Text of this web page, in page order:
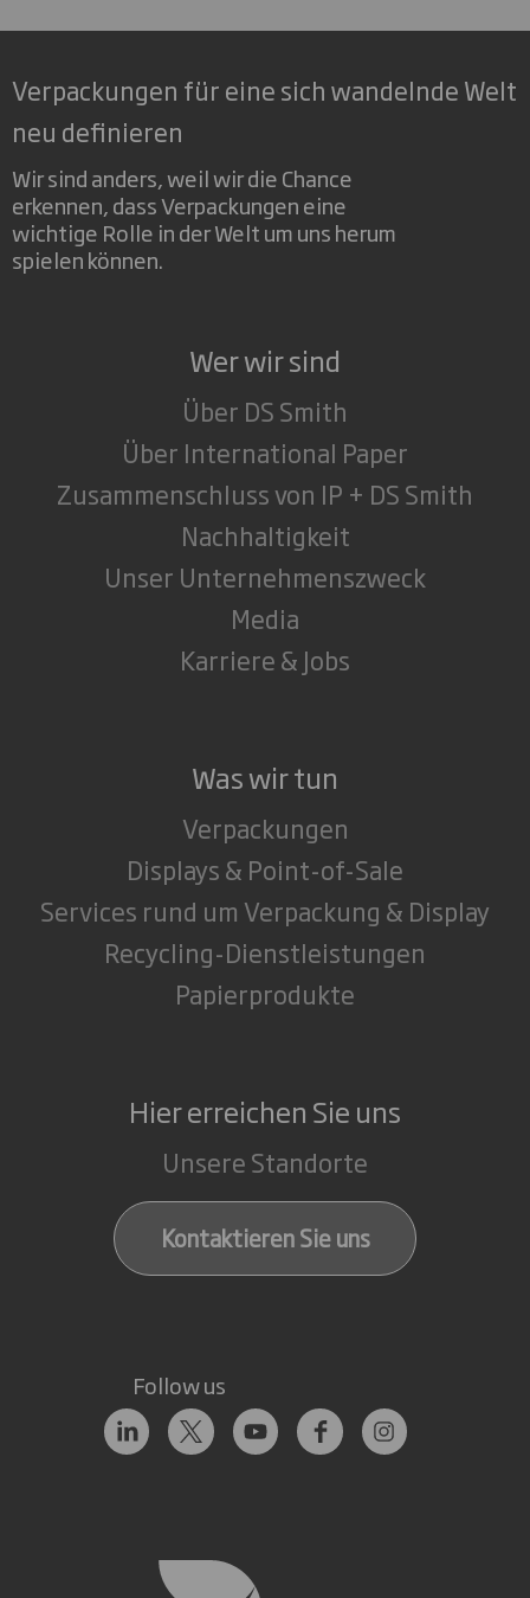
Verpackungen für eine sich wandelnde Welt
neu definieren
Wir sind anders, weil wir die Chance
erkennen, dass Verpackungen eine
wichtige Rolle in der Welt um uns herum
spielen können.
Wer wir sind
Über DS Smith
Über International Paper
Zusammenschluss von IP + DS Smith
Nachhaltigkeit
Unser Unternehmenszweck
Media
Karriere & Jobs
Was wir tun
Verpackungen
Displays & Point-of-Sale
Services rund um Verpackung & Display
Recycling-Dienstleistungen
Papierprodukte
Hier erreichen Sie uns
Unsere Standorte
Kontaktieren Sie uns
Follow us